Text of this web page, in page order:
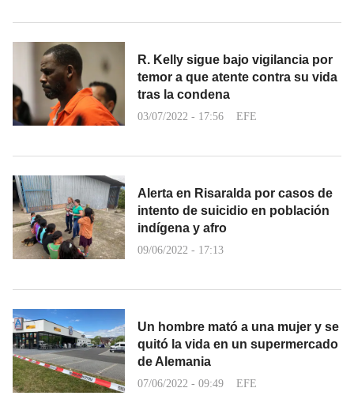
R. Kelly sigue bajo vigilancia por
temor a que atente contra su vida
tras la condena
03/07/2022 - 17:56 EFE
Alerta en Risaralda por casos de
intento de suicidio en población
indígena y afro
09/06/2022 - 17:13
Un hombre mató a una mujer y se
quitó la vida en un supermercado
de Alemania
07/06/2022 - 09:49 EFE